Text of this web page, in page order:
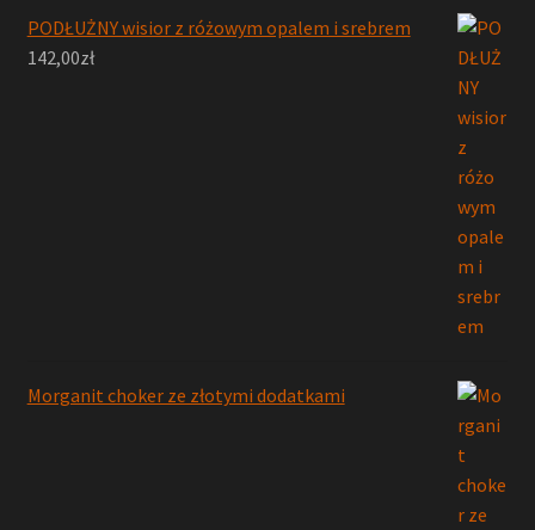
PODŁUŻNY wisior z różowym opalem i srebrem
142,00zł
Morganit choker ze złotymi dodatkami